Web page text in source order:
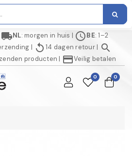
local_shippingNL: morgen in huis | scheduleBE: 1–2
| replay 14 dagen retour| search
producten | credit_cardVeilig betalen
0 0